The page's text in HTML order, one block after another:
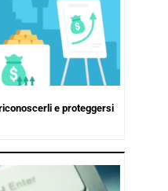
e proteggersi